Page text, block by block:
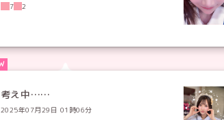
7
2
考え中……
2025年07月29日 01時06分